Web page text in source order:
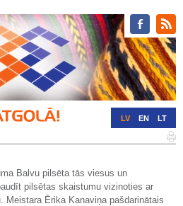
LV EN LT
Balvu pilsēta tās viesus un
pilsētas skaistumu vizinoties ar
Meistara Ērika Kanaviņa pašdarinātais